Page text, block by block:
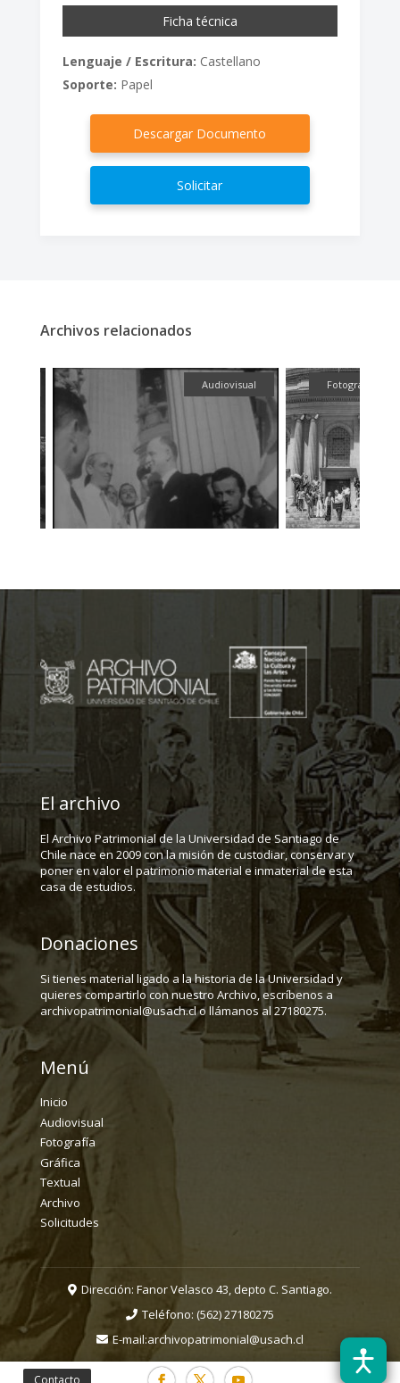
Contacto
Ficha técnica
Lenguaje / Escritura: Castellano
Soporte: Papel
Descargar Documento
Solicitar
Archivos relacionados
Audiovisual Fotografía
El archivo
El Archivo Patrimonial de la Universidad de Santiago de
Chile nace en 2009 con la misión de custodiar, conservar y
poner en valor el patrimonio material e inmaterial de esta
casa de estudios.
Donaciones
Si tienes material ligado a la historia de la Universidad y
quieres compartirlo con nuestro Archivo, escríbenos a
archivopatrimonial@usach.cl o llámanos al 27180275.
Menú
Inicio
Audiovisual
Fotografía
Gráfica
Textual
Archivo
Solicitudes
Dirección: Fanor Velasco 43, depto C. Santiago.
Teléfono: (562) 27180275
E-mail:archivopatrimonial@usach.cl